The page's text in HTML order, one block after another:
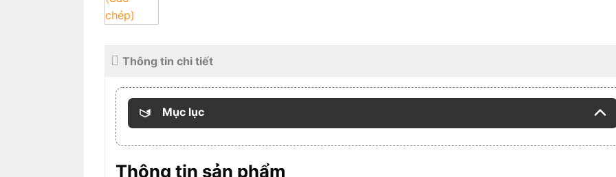
Thông tin chi tiết
Mục lục
Thông tin sản phẩm